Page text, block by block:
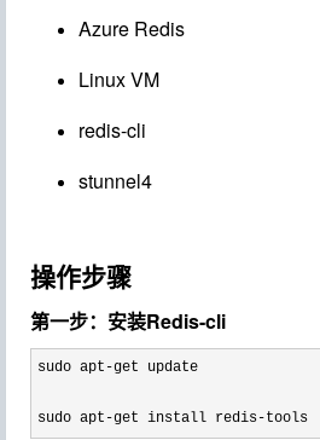
Azure Redis
Linux VM
redis-cli
stunnel4
操作步骤
第一步：安装Redis-cli
sudo apt-get update
sudo apt -get install redis-tools